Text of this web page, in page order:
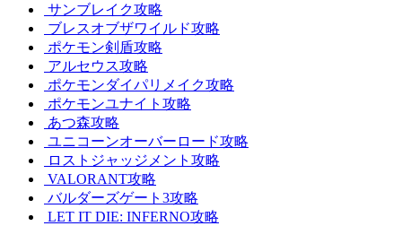
サンブレイク攻略
ブレスオブザワイルド攻略
ポケモン剣盾攻略
アルセウス攻略
ポケモンダイパリメイク攻略
ポケモンユナイト攻略
あつ森攻略
ユニコーンオーバーロード攻略
ロストジャッジメント攻略
VALORANT攻略
バルダーズゲート3攻略
LET IT DIE: INFERNO攻略